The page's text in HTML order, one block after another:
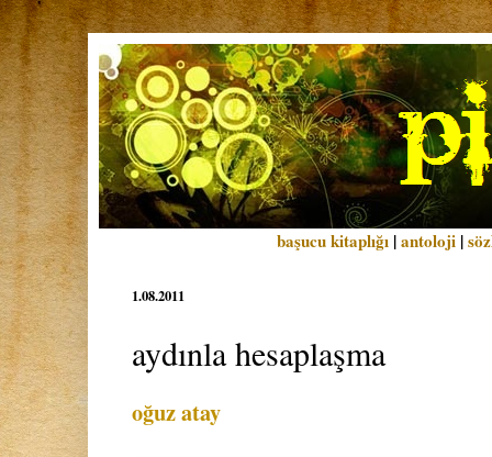
başucu kitaplığı |antoloji |
1.08.2011
aydınla hesaplaşma
oğuz atay